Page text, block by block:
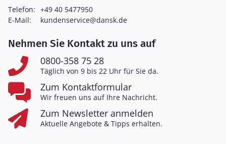
Telefon: +49 40 5477950
E-Mail:
kundenservice@dansk.de
Nehmen Sie Kontakt zu uns auf
0800-358 75 28
Täglich von 9 bis 22 Uhr für Sie da.
Zum Kontaktformular
Wir freuen uns auf Ihre Nachricht.
Zum Newsletter anmelden
Aktuelle Angebote & Tipps erhalten.